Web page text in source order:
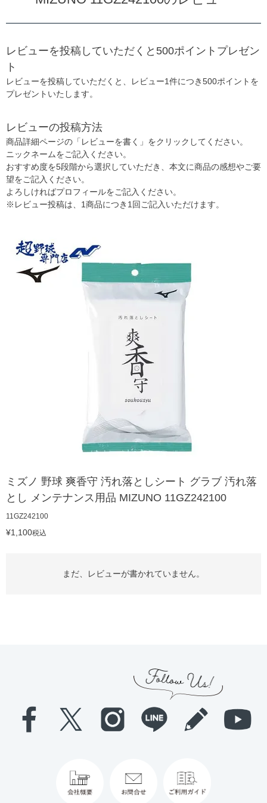
レビューを投稿していただくと500ポイントプレゼン
ト
レビューを投稿していただくと、レビュー1件につき500ポイントを
プレゼントいたします。
レビューの投稿方法
商品詳細ページの「レビューを書く」をクリックしてください。
ニックネームをご記入ください。
おすすめ度を5段階から選択していただき、本文に商品の感想やご要
望をご記入ください。
よろしければプロフィールをご記入ください。
※レビュー投稿は、1商品につき1回ご記入いただけます。
ミズノ 野球 爽香守 汚れ落としシート グラブ 汚れ落
とし メンテナンス用品 MIZUNO 11GZ242100
11GZ242100
¥1,100税込
まだ、レビューが書かれていません。